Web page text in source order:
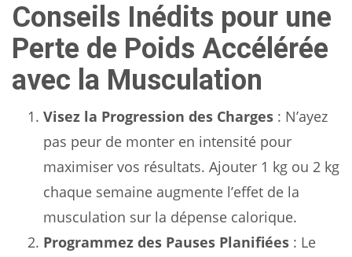
Conseils Inédits pour une
Perte de Poids Accélérée
avec la Musculation
Visez la Progression des Charges : N’ayez
pas peur de monter en intensité pour
maximiser vos résultats. Ajouter 1 kg ou 2 kg
chaque semaine augmente l’effet de la
musculation sur la dépense calorique.
Programmez des Pauses Planifiées : Le